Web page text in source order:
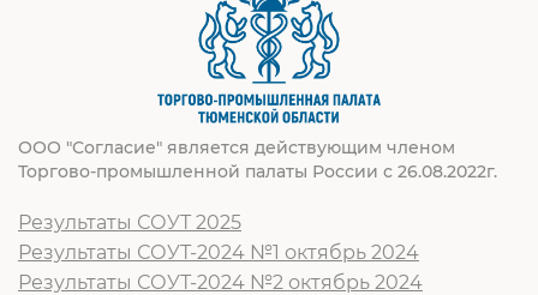
ООО "Согласие" является действующим членом
Торгово-промышленной палаты России с 26.08.2022г.
Результаты СОУТ 2025
Результаты СОУТ-2024 №1 октябрь 2024
Результаты СОУТ-2024 №2 октябрь 2024